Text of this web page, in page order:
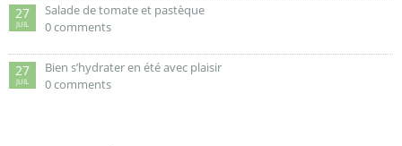
27
JUIL
Salade de tomate et pastèque
0 comments
27
JUIL
Bien s’hydrater en été avec plaisir
0 comments